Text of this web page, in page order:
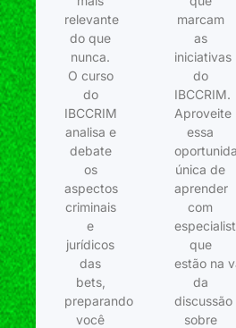
relevante
do que
nunca.
O curso
do
IBCCRIM
analisa e
debate
os
aspectos
criminais
e
jurídicos
das
bets,
preparando
você
marcam
as
iniciativas
do
IBCCRIM.
Aproveite
essa
única de
aprender
com
que
estão na
da
discussão
sobre